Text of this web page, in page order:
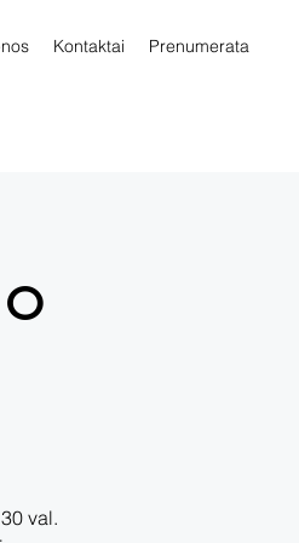
Kontaktai Prenumerata
val.